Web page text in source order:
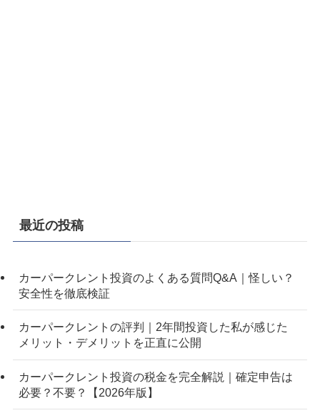
最近の投稿
カーパークレント投資のよくある質問Q&A｜怪しい？
安全性を徹底検証
カーパークレントの評判｜2年間投資した私が感じた
メリット・デメリットを正直に公開
カーパークレント投資の税金を完全解説｜確定申告は
必要？不要？【2026年版】